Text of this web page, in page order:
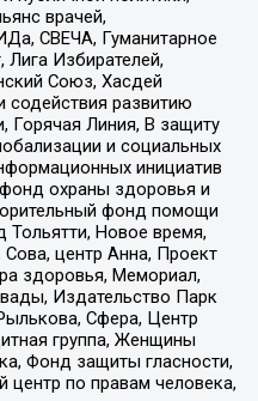
врачей,
СВЕЧА, Гуманитарное
Лига Избирателей,
Союз, Хасдей
развитию
Горячая Линия, В защиту
и социальных
инициатив
охраны здоровья и
фонд помощи
Новое время,
Сова, центр Анна, Проект
здоровья, Мемориал,
Издательство Парк
Сфера, Центр
группа, Женщины
Фонд защиты гласности,
центр по правам человека,